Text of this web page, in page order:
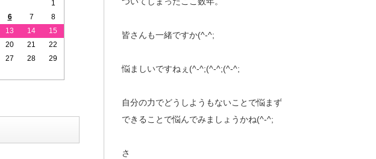
皆さんも一緒ですか(^-^;
悩ましいですねぇ(^-^;(^-^;(^-^;
自分の力でどうしようもないことで悩まず
できることで悩んでみましょうかね(^-^;
さ
1
6 7
8
13 14
15
20 21
22
27 28
29